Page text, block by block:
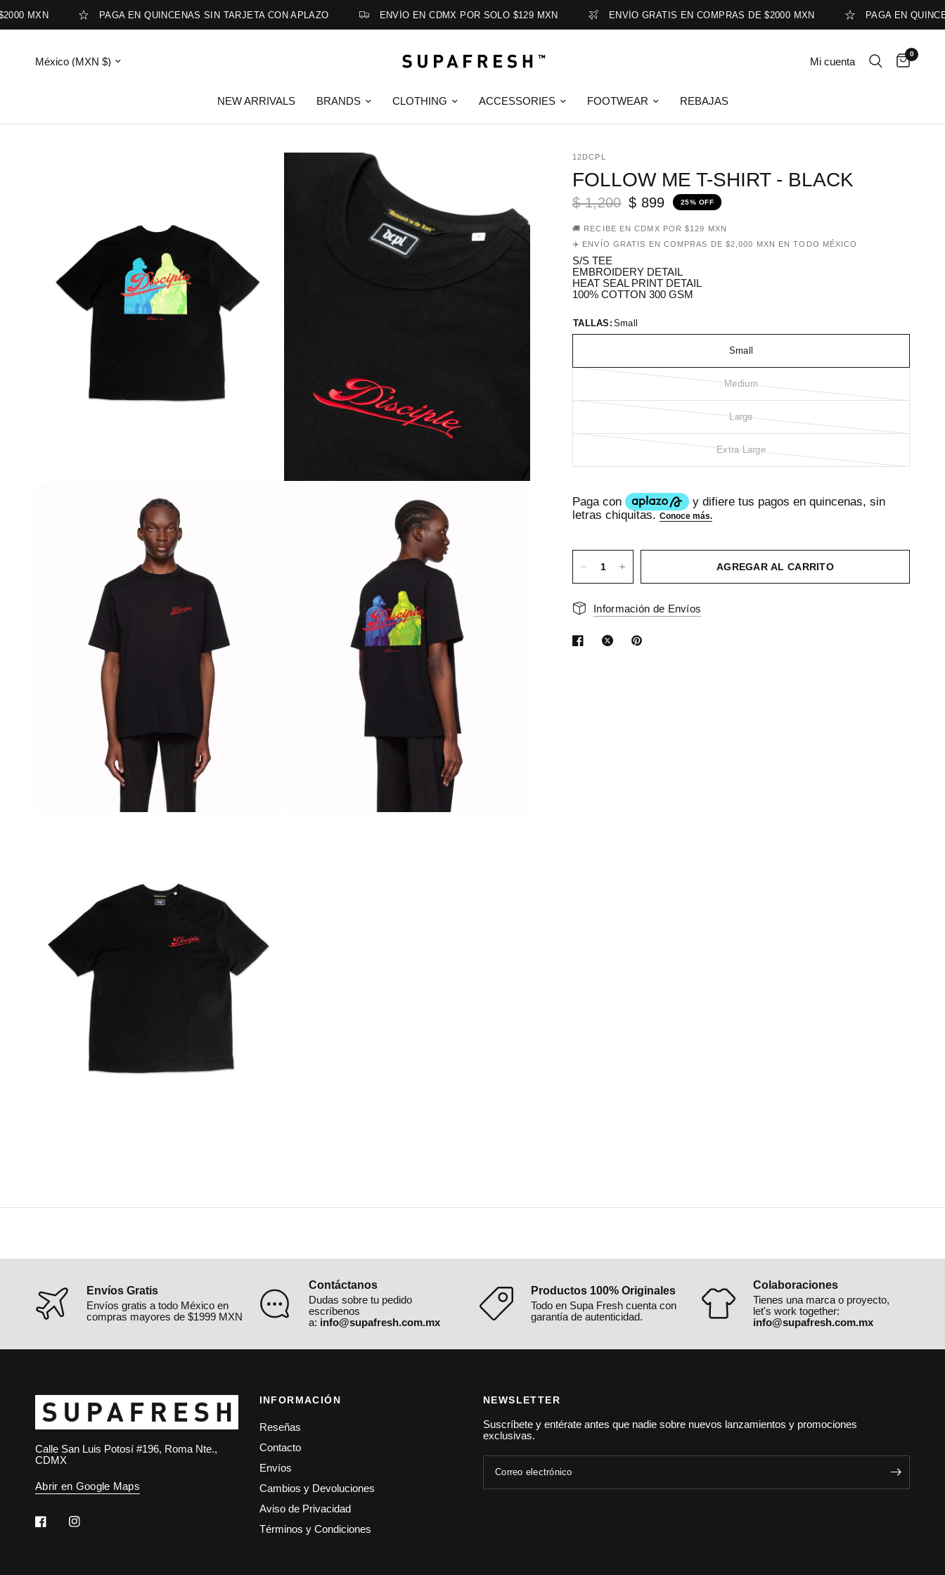
MXN PAGA EN QUINCENAS SIN TARJETA CON APLAZO ENVÍO EN CDMX POR SOLO $129 MXN ENVÍO GRATIS EN COMPRAS DE $2000 MXN PAGA EN
Actualizar
país/región
Mi cuenta
0
NEW ARRIVALS BRANDS CLOTHING ACCESSORIES FOOTWEAR REBAJAS
12DCPL
FOLLOW ME T-SHIRT - BLACK
$ 1,200 $ 899 25% OFF
🚚 RECIBE EN CDMX POR $129 MXN
✈️ ENVÍO GRATIS EN COMPRAS DE $2,000 MXN EN TODO MÉXICO
S/S TEE
EMBROIDERY DETAIL
HEAT SEAL PRINT DETAIL
100% COTTON 300 GSM
TALLAS: Small
Small
Medium
Large
Extra Large
AGREGAR AL CARRITO
Información de Envíos
Envíos Gratis
Envíos gratis a todo México en
compras mayores de $1999 MXN
Contáctanos
Dudas sobre tu pedido
escríbenos
a: info@supafresh.com.mx
Productos 100% Originales
Todo en Supa Fresh cuenta con
garantía de autenticidad.
Colaboraciones
Tienes una marca o proyecto,
let's work together:
info@supafresh.com.mx
Calle San Luis Potosí #196, Roma Nte.,
CDMX
Abrir en Google Maps
INFORMACIÓN
Reseñas
Contacto
Envíos
Cambios y Devoluciones
Aviso de Privacidad
Términos y Condiciones
NEWSLETTER
Suscríbete y entérate antes que nadie sobre nuevos lanzamientos y promociones
exclusivas.
Correo electrónico